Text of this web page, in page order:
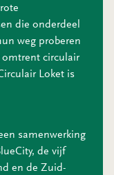
die onderdeel
weg proberen
omtrent circulair
Loket is
samenwerking
de vijf
en de Zuid-